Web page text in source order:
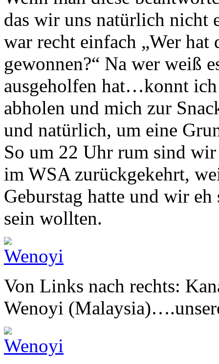
das wir uns natürlich nicht
war recht einfach „Wer hat
gewonnen?“ Na wer weiß
ausgeholfen hat…konnt
abholen und mich zur
und natürlich, um eine
So um 22 Uhr rum sind
im WSA zurückgekehrt,
Geburstag hatte und wir
sein wollten.
Von Links nach rechts:
Wenoyi